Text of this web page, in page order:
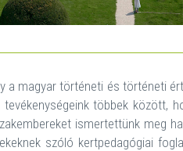
a magyar történeti és történeti
többek között,
ismertettünk meg
szóló kertpedagógiai